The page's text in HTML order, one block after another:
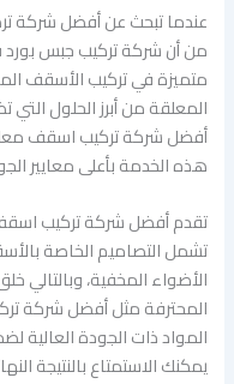
عندما تبحث عن أفضل شركة
من أن شركة تركيب جبس بورد
متميزة في تركيب الأسقف
المعلقة من أبرز الحلول
أفضل شركة تركيب اسقف
هذه الخدمة بأعلى معايير
تقدم أفضل شركة تركيب
تشمل التصاميم الخاصة
الأضواء المخفية، وبالتالي
المحترفة مثل أفضل شركة
المواد ذات الجودة العالية
يمكنك الاستمتاع بالنتيجة